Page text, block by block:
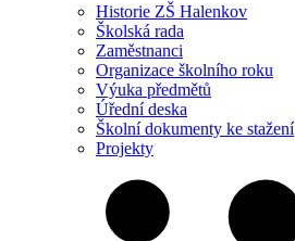
Historie ZŠ Halenkov
Školská rada
Zaměstnanci
Organizace školního roku
Výuka předmětů
Úřední deska
Školní dokumenty ke stažení
Projekty